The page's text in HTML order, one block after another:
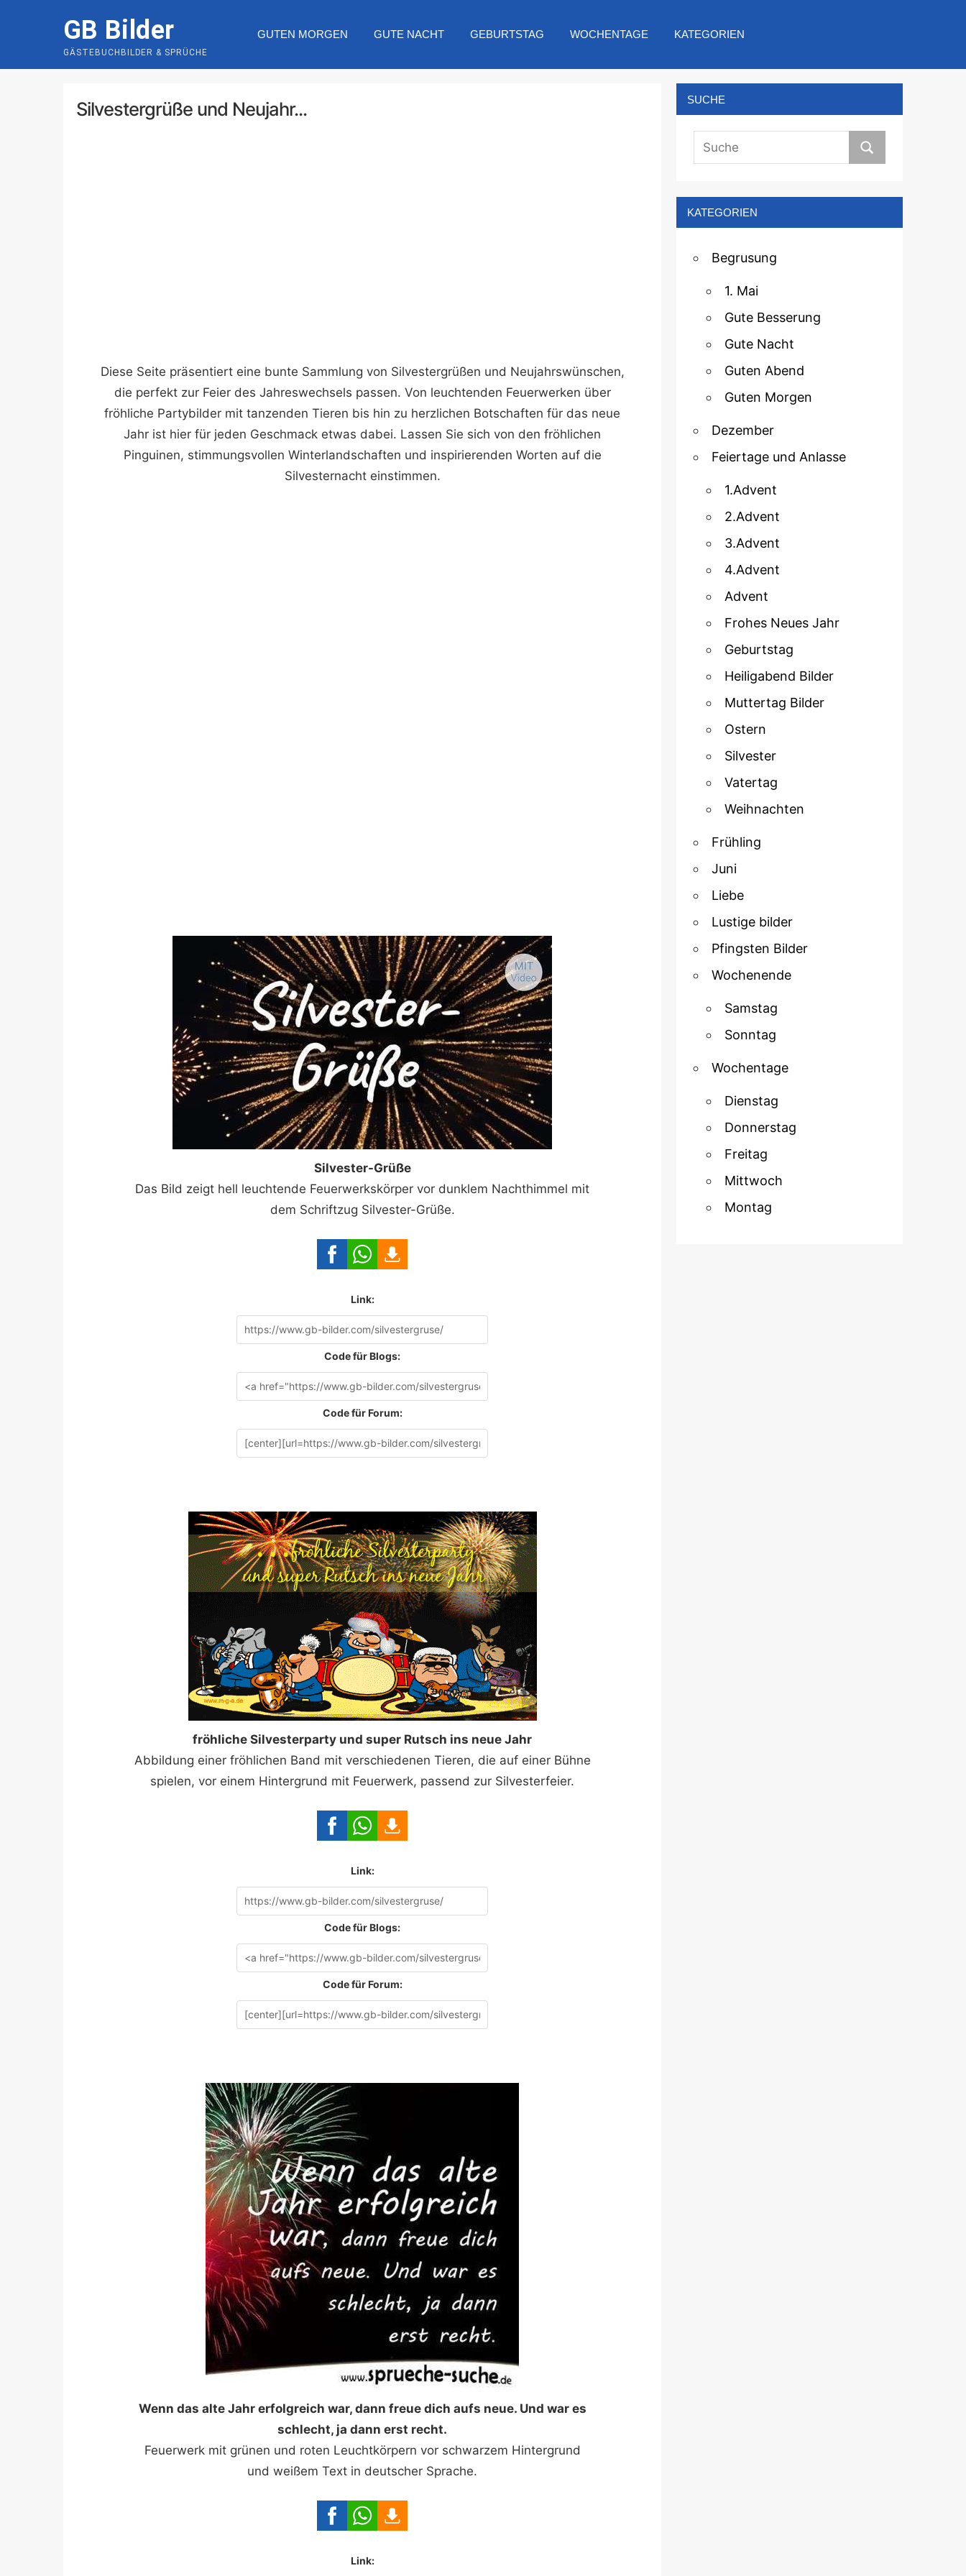
GB Bilder
GÄSTEBUCHBILDER & SPRÜCHE
GUTEN MORGEN GUTE NACHT GEBURTSTAG WOCHENTAGE KATEGORIEN
Silvestergrüße und Neujahr...
Diese Seite präsentiert eine bunte Sammlung von Silvestergrüßen und Neujahrswünschen,
die perfekt zur Feier des Jahreswechsels passen. Von leuchtenden Feuerwerken über
fröhliche Partybilder mit tanzenden Tieren bis hin zu herzlichen Botschaften für das neue
Jahr ist hier für jeden Geschmack etwas dabei. Lassen Sie sich von den fröhlichen
Pinguinen, stimmungsvollen Winterlandschaften und inspirierenden Worten auf die
Silvesternacht einstimmen.
Silvester-Grüße
Das Bild zeigt hell leuchtende Feuerwerkskörper vor dunklem Nachthimmel mit
dem Schriftzug Silvester-Grüße.
Link:
Code für Blogs:
Code für Forum:
fröhliche Silvesterparty und super Rutsch ins neue Jahr
Abbildung einer fröhlichen Band mit verschiedenen Tieren, die auf einer Bühne
spielen, vor einem Hintergrund mit Feuerwerk, passend zur Silvesterfeier.
Link:
Code für Blogs:
Code für Forum:
Wenn das alte Jahr erfolgreich war, dann freue dich aufs neue. Und war es
schlecht, ja dann erst recht.
Feuerwerk mit grünen und roten Leuchtkörpern vor schwarzem Hintergrund
und weißem Text in deutscher Sprache.
Link:
SUCHE
KATEGORIEN
Begrusung
1. Mai
Gute Besserung
Gute Nacht
Guten Abend
Guten Morgen
Dezember
Feiertage und Anlasse
1.Advent
2.Advent
3.Advent
4.Advent
Advent
Frohes Neues Jahr
Geburtstag
Heiligabend Bilder
Muttertag Bilder
Ostern
Silvester
Vatertag
Weihnachten
Frühling
Juni
Liebe
Lustige bilder
Pfingsten Bilder
Wochenende
Samstag
Sonntag
Wochentage
Dienstag
Donnerstag
Freitag
Mittwoch
Montag